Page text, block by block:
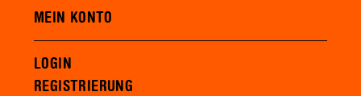
MEIN KONTO
LOGIN
REGISTRIERUNG